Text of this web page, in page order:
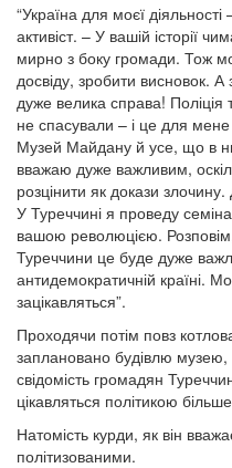
“Україна для моєї
активіст. – У вашій історії
мирно з боку громади. Тож
досвіду, зробити висновок.
дуже велика справа!
не спасували – і це для
Музей Майдану й усе, що в
вважаю дуже важливим,
розцінити як докази
У Туреччині я проведу
вашою революцією.
Туреччини це буде дуже
антидемократичній країні.
зацікавляться”.
Проходячи потім повз
заплановано будівлю музею,
свідомість громадян
цікавляться політикою
Натомість курди, як він
політизованими.